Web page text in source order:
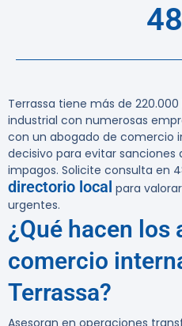
Terrassa tiene más de
industrial con numerosas
con un abogado de comercio
decisivo para evitar
impagos. Solicite consulta en
directorio local para
urgentes.
¿Qué hacen los
comercio
Terrassa?